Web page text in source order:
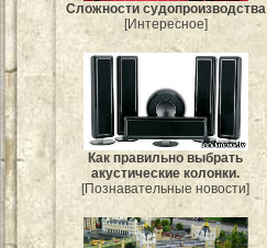
Сложности судопроизводства
[Интересное]
Как правильно выбрать
акустические колонки.
[Познавательные новости]